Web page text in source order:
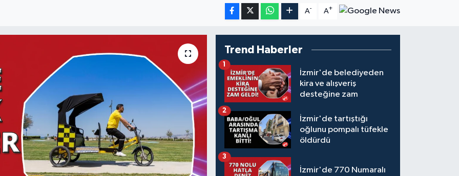
A- A+
Trend Haberler
İzmir'de belediyeden
kira ve alışveriş
desteğine zam
1
İzmir'de tartıştığı
oğlunu pompalı tüfekle
öldürdü
2
İzmir'de 770 Numaralı
3